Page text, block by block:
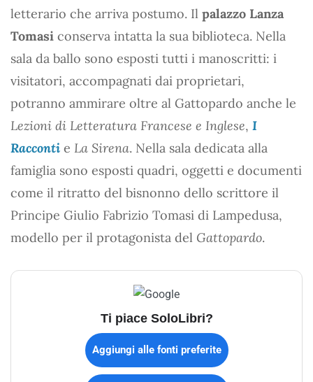
letterario che arriva postumo. Il palazzo Lanza
Tomasi conserva intatta la sua biblioteca. Nella
sala da ballo sono esposti tutti i manoscritti: i
visitatori, accompagnati dai proprietari,
potranno ammirare oltre al Gattopardo anche le
Lezioni di Letteratura Francese e Inglese, I
Racconti e La Sirena. Nella sala dedicata alla
famiglia sono esposti quadri, oggetti e documenti
come il ritratto del bisnonno dello scrittore il
Principe Giulio Fabrizio Tomasi di Lampedusa,
modello per il protagonista del Gattopardo.
Ti piace SoloLibri?
Aggiungi alle fonti preferite